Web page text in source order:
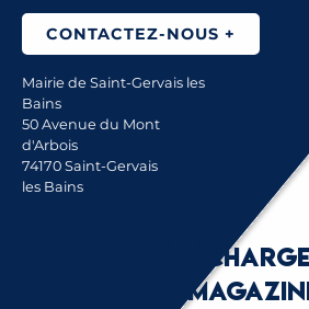
CONTACTEZ-NOUS +
Mairie de Saint-Gervais les
Bains
50 Avenue du Mont
d'Arbois
74170 Saint-Gervais
les Bains